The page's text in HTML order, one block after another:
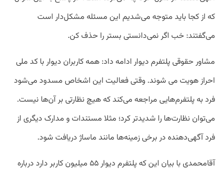
که از کجا باید متوجه می‌شدیم این مسئله مشکل‌دار است
می‌گفتند: خب اگر نمی‌دانستی بستر را حذف کن.
مشاور حقوقی پلتفرم دیوار ادامه داد: همه کاربران دیوار با کد ملی
احراز هویت می شوند. وقتی فعالیت این اشخاص مسدود می‌شود
فرد به پلتفرم‌هایی مراجعه می‌‌کند که هیچ نظارتی بر آن‌ها نیست.
می‌توان نظارت‌ها را شدید‌تر کرد؛ مثلا مستندات و مدارک دیگری از
فرد آگهی‌دهنده در برخی زمینه‌ها مانند ماساژ دریافت شود.
آقامحمدی با بیان این که پلتفرم دیوار ۵۵ میلیون کاربر دارد درباره